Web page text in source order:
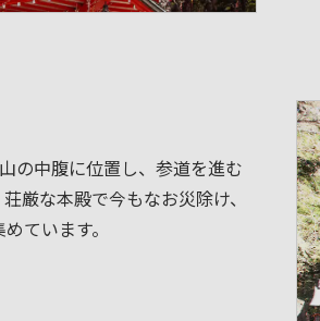
の中腹に位置し、参道を進む
厳な本殿で今もなお災除け、
ています。